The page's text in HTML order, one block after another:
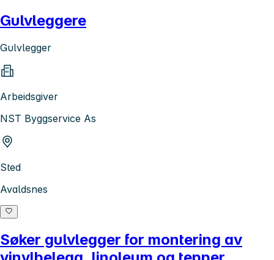
Gulvleggere
Gulvlegger
Arbeidsgiver
NST Byggservice As
Sted
Avaldsnes
Søker gulvlegger for montering av